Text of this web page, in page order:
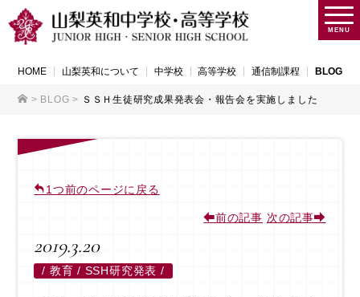
MENU
HOME 山梨英和について 中学校 高等学校 通信制課程 BLOG
> BLOG > ＳＳＨ生徒研究成果発表会・報告会を実施しました
1つ前のページに戻る
前の記事 次の記事
2019.3.20
/ 教育 / SSH研究発表 /